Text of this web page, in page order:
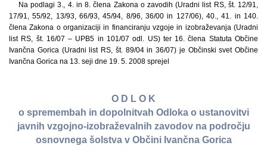
Na podlagi 3., 4. in 8. člena Zakona o zavodih (Uradni list RS, št. 12/91,
17/91, 55/92, 13/93, 66/93, 45/94, 8/96, 36/00 in 127/06), 40., 41. in 140.
člena Zakona o organizaciji in financiranju vzgoje in izobraževanja (Uradni
list RS, št. 16/07 – UPB5 in 101/07 odl. US) ter 16. člena Statuta Občine
Ivančna Gorica (Uradni list RS, št. 89/04 in 36/07) je Občinski svet Občine
Ivančna Gorica na 13. seji dne 19. 5. 2008 sprejel
O D L O K
o spremembah in dopolnitvah Odloka o ustanovitvi
javnih vzgojno-izobraževalnih zavodov na področju
osnovnega šolstva v Občini Ivančna Gorica